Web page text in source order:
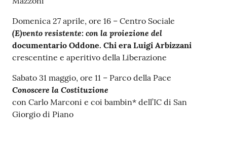
Seguici
su
Domenica 27 aprile, ore 16 – Centro Sociale
(E)vento resistente: con la proiezione del
documentario Oddone. Chi era Luigi Arbizzani
crescentine e aperitivo della Liberazione
Sabato 31 maggio, ore 11 – Parco della Pace
Conoscere la Costituzione
con Carlo Marconi e coi bambin* dell’IC di San
Giorgio di Piano